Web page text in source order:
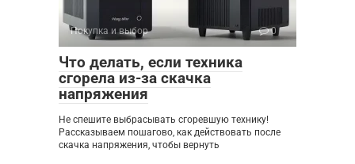
Покупка и выбор 0
Что делать, если техника
сгорела из-за скачка
напряжения
Не спешите выбрасывать сгоревшую технику!
Рассказываем пошагово, как действовать после
скачка напряжения, чтобы вернуть